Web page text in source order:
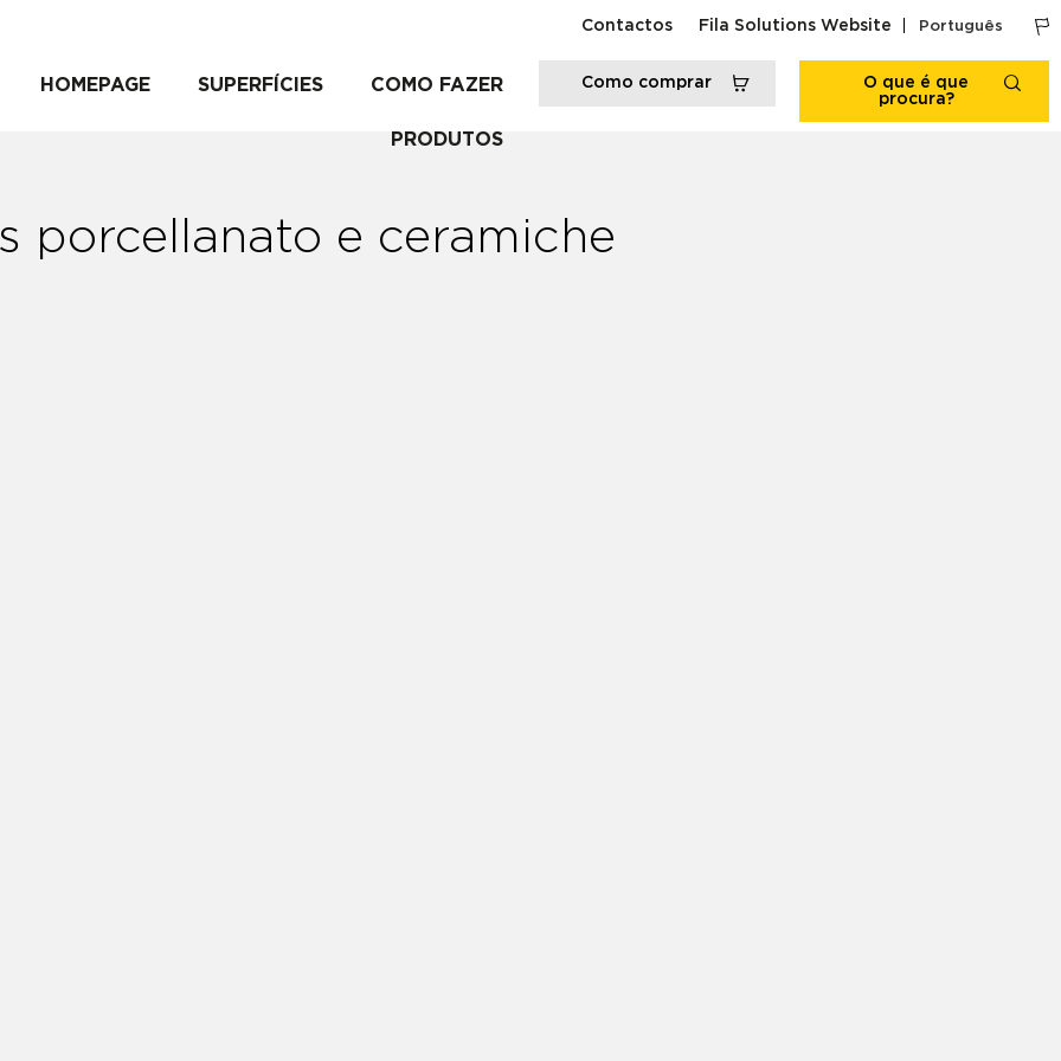
Contactos Fila Solutions Website Português
HOMEPAGE SUPERFÍCIES COMO FAZER
PRODUTOS
Como comprar
O que é que
procura?
porcellanato e ceramiche